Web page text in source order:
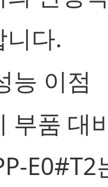
다.
능 이점
부품 대
E0#T2